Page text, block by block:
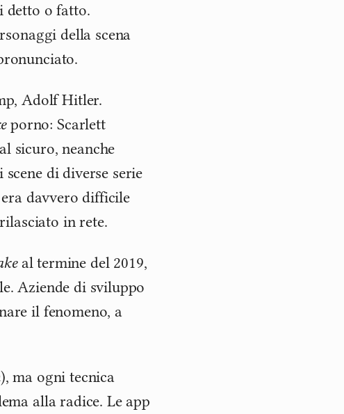
detto o fatto.
della scena
Adolf Hitler.
porno: Scarlett
sicuro, neanche
di diverse serie
davvero difficile
in rete.
al termine del 2019,
Aziende di sviluppo
il fenomeno, a
), ma ogni tecnica
alla radice. Le app